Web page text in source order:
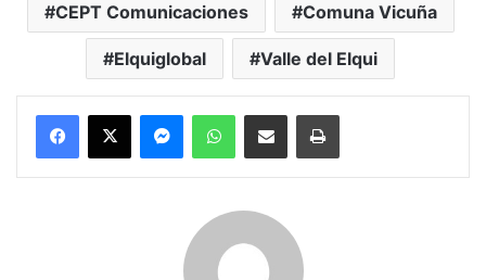
CEPT Comunicaciones Comuna Vicuña
Elquiglobal Valle del Elqui